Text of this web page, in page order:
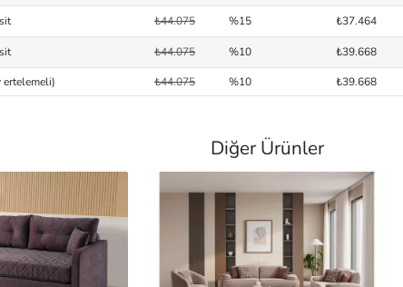
₺44.075 %15 ₺37.464
₺44.075 %10 ₺39.668
ertelemeli) ₺44.075 %10 ₺39.668
Diğer Ürünler